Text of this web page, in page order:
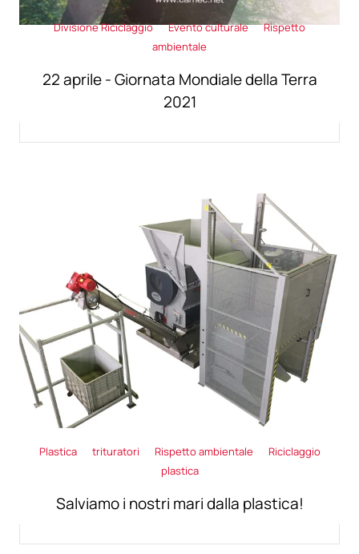
Divisione Riciclaggio Evento culturale
Rispetto
ambientale
22 aprile - Giornata Mondiale della Terra
2021
Plastica trituratori Rispetto ambientale
Riciclaggio
plastica
Salviamo i nostri mari dalla plastica!